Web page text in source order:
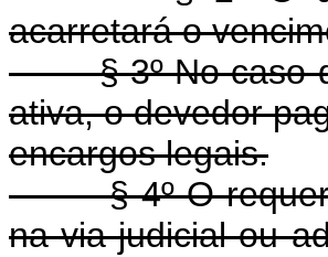
acarretará o
§ 3º No caso do
ativa, o devedor
encargos legais.
§ 4º O
na via judicial ou